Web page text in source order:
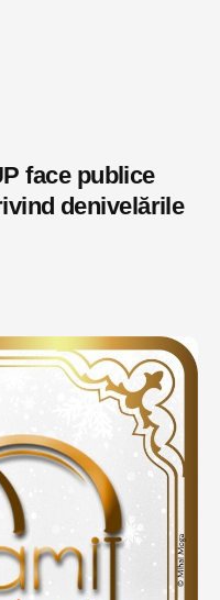
face publice
denivelările